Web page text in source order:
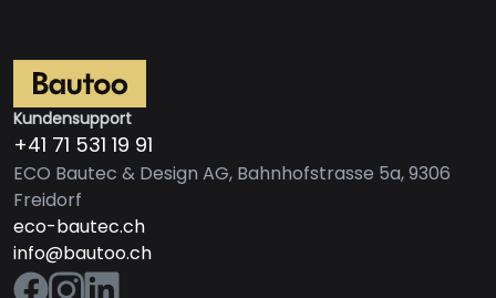
Kundensupport
+41 71 531 19 91
ECO Bautec & Design AG, Bahnhofstrasse 5a, 9306
Freidorf
eco-bautec.ch
info@bautoo.ch